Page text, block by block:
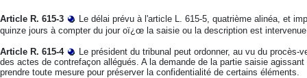
Article R. 615-3
Le délai prévu à l'article L. 615-5, quatrième alinéa, et
quinze jours à compter du jour oï¿œ la saisie ou la description est
Article R. 615-4
Le président du tribunal peut ordonner, au vu du
des actes de contrefaçon allégués. A la demande de la partie saisie
prendre toute mesure pour préserver la confidentialité de certains éléments.